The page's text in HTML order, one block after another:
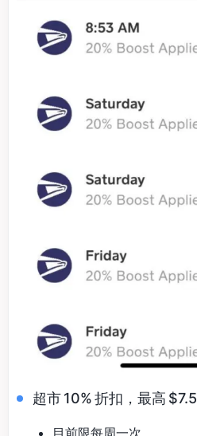
超市 10% 折扣，最高 $7.5
目前限每周一次